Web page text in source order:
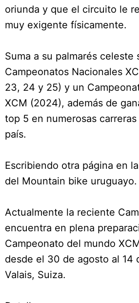
oriunda y que el circuito le
muy exigente físicamente.
Suma a su palmarés celeste
Campeonatos Nacionales
23, 24 y 25) y un
XCM (2024), además de
top 5 en numerosas
país.
Escribiendo otra página en
del Mountain bike uruguayo.
Actualmente la reciente
encuentra en plena
Campeonato del mundo
desde el 30 de agosto al 14
Valais, Suiza.